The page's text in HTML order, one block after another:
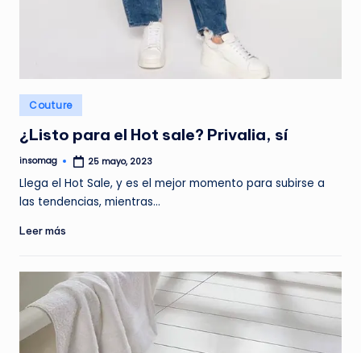
Publicado
en
Couture
¿Listo para el Hot sale? Privalia, sí
Publicado
insomag 25 mayo, 2023
Llega el Hot Sale, y es el mejor momento para subirse a
las tendencias, mientras…
Leer más